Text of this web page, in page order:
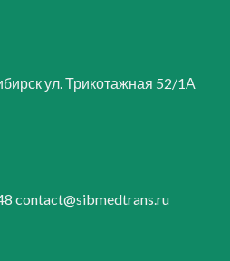
ул. Трикотажная 52/1А
contact@sibmedtrans.ru